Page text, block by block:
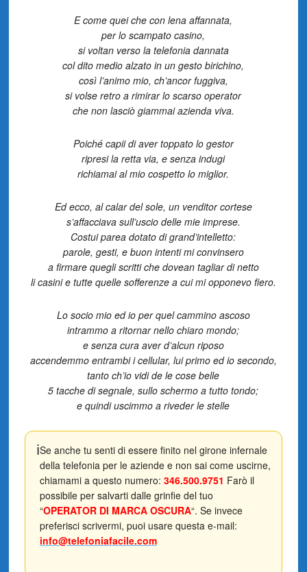
E come quei che con lena affannata,
per lo scampato casino,
si voltan verso la telefonia dannata
col dito medio alzato in un gesto birichino,
così l’animo mio, ch’ancor fuggiva,
si volse retro a rimirar lo scarso operator
che non lasciò giammai azienda viva.
Poiché capii di aver toppato lo gestor
ripresi la retta via, e senza indugi
richiamai al mio cospetto lo miglior.
Ed ecco, al calar del sole, un venditor cortese
s’affacciava sull’uscio delle mie imprese.
Costui parea dotato di grand’intelletto:
parole, gesti, e buon intenti mi convinsero
a firmare quegli scritti che dovean tagliar di netto
li casini e tutte quelle sofferenze a cui mi opponevo fiero.
Lo socio mio ed io per quel cammino ascoso
intrammo a ritornar nello chiaro mondo;
e senza cura aver d’alcun riposo
accendemmo entrambi i cellular, lui primo ed io secondo,
tanto ch’io vidi de le cose belle
5 tacche di segnale, sullo schermo a tutto tondo;
e quindi uscimmo a riveder le stelle
ℹ️Se anche tu senti di essere finito nel girone infernale
della telefonia per le aziende e non sai come uscirne,
chiamami a questo numero: 346.500.9751 Farò il
possibile per salvarti dalle grinfie del tuo
“OPERATOR DI MARCA OSCURA“. Se invece
preferisci scrivermi, puoi usare questa e-mail:
info@telefoniafacile.com